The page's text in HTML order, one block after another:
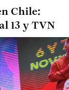
Chile:
13 y TVN